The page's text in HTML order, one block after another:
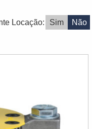
Locação: Sim Não